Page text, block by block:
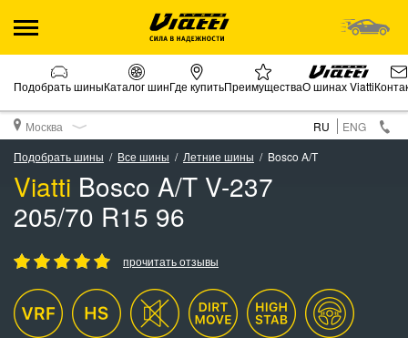
Подобрать шиныКаталог шинГде купитьПреимуществаО шинах Viatti
Москва RU
ENG
Подобрать шины
Все шины Летние шины Bosco A/T
Viatti Bosco A/T V-237
205/70 R15 96
прочитать отзывы